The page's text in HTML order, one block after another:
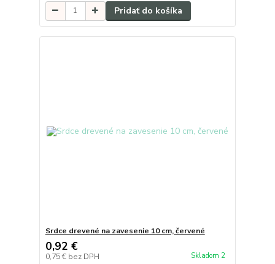
Pridať do košíka
Srdce drevené na zavesenie 10 cm, červené
0,92 €
0,75 € bez DPH Skladom 2